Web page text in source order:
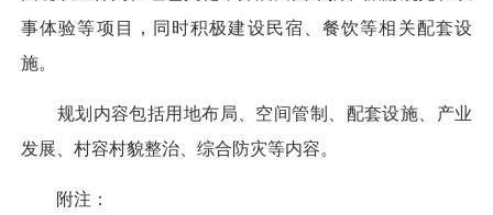
事体验等项目，同时积极建设民宿、餐饮等相关配套设
施。
规划内容包括用地布局、空间管制、配套设施、产业
发展、村容村貌整治、综合防灾等内容。
附注：